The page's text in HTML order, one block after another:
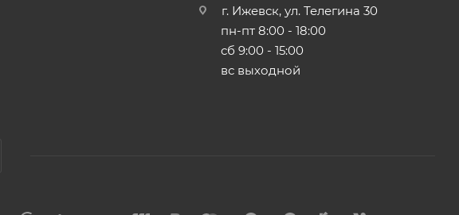
г. Ижевск, ул. Телегина 30
пн-пт 8:00 - 18:00
сб 9:00 - 15:00
вс выходной